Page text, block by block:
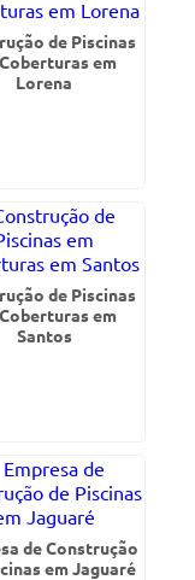
de Piscinas
em
Lorena
de Piscinas
em
Santos
de Construção
em Jaguaré